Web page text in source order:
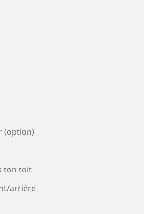
(option)
ton toit
arrière